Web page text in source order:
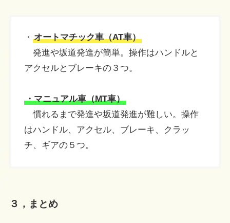
・オートマチック車（AT車）
発進や坂道発進が簡単。操作はハンドルと
アクセルとブレーキの３つ。
・マニュアル車（MT車）
慣れるまで発進や坂道発進が難しい。操作
はハンドル、アクセル、ブレーキ、クラッ
チ、ギアの５つ。
３，まとめ